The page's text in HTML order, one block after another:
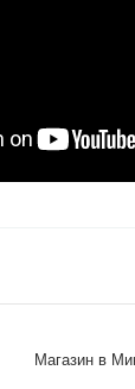
Магазин в